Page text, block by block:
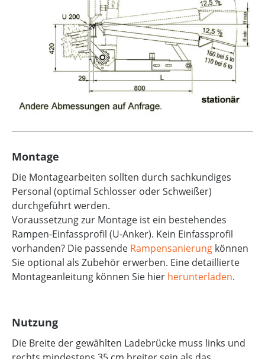
Montage
Die Montagearbeiten sollten durch sachkundiges
Personal (optimal Schlosser oder Schweißer)
durchgeführt werden.
Voraussetzung zur Montage ist ein bestehendes
Rampen-Einfassprofil (U-Anker). Kein Einfassprofil
vorhanden? Die passende Rampensanierung können
Sie optional als Zubehör erwerben. Eine detaillierte
Montageanleitung können Sie hier herunterladen.
Nutzung
Die Breite der gewählten Ladebrücke muss links und